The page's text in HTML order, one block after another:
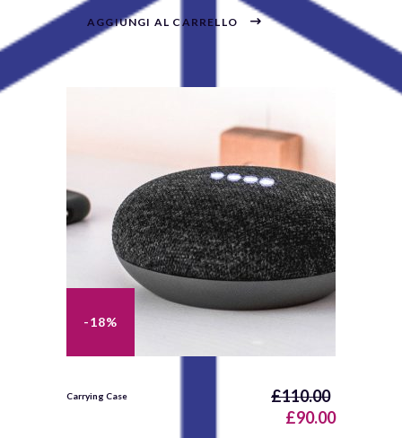
AGGIUNGI AL CARRELLO
-18%
Carrying Case £110.00
£90.00